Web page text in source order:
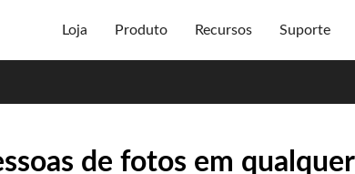
Loja Produto Recursos Suporte
de fotos em qualquer